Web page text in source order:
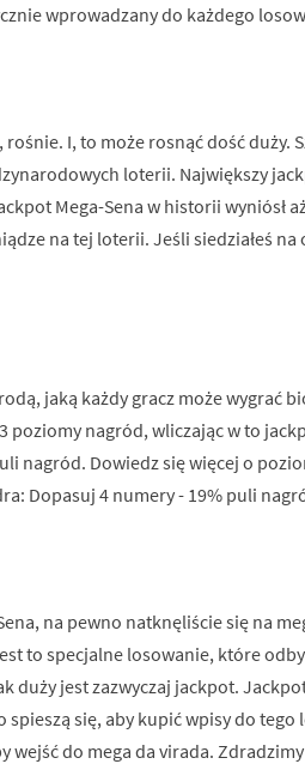
wprowadzany do każdego
I, to może rosnąć dość duży.
loterii. Największy
Mega-Sena w historii wyniósł
na tej loterii. Jeśli siedziałeś
jaką każdy gracz może wygrać
nagród, wliczając w to
Dowiedz się więcej o
Dopasuj 4 numery - 19% puli
na pewno natknęliście się na
to specjalne losowanie, które
jest zazwyczaj jackpot.
się, aby kupić wpisy do
do mega da virada.